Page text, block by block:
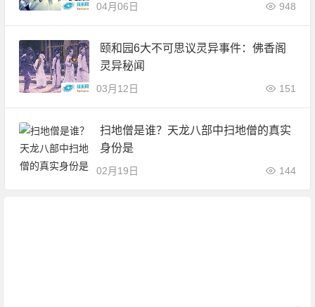
04月06日 948
颐和园6大不可思议灵异事件：佛香阁
灵异秘闻
03月12日 151
扫地僧是谁？天龙八部中扫地僧的真实
身份是
02月19日 144